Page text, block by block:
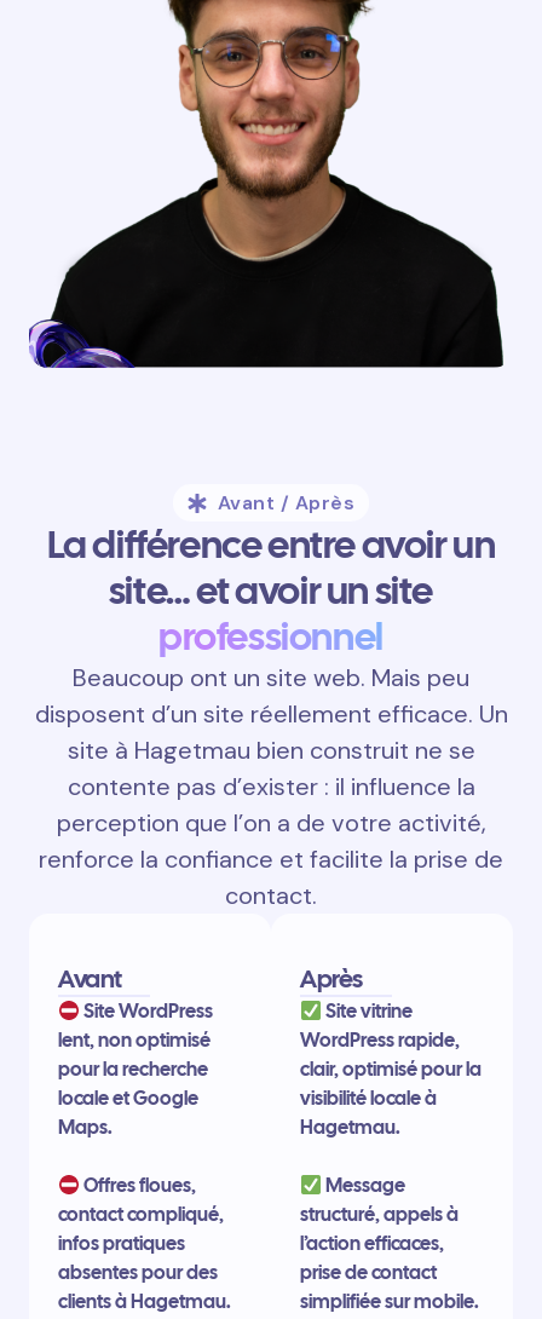
Avant / Après
La différence entre avoir un
site… et avoir un site
professionnel
Beaucoup ont un site web. Mais peu
disposent d’un site réellement efficace. Un
site à Hagetmau bien construit ne se
contente pas d’exister : il influence la
perception que l’on a de votre activité,
renforce la confiance et facilite la prise de
contact.
Avant
Site WordPress
lent, non optimisé
pour la recherche
locale et Google
Maps.
Offres floues,
contact compliqué,
infos pratiques
absentes pour des
clients à Hagetmau.
Après
Site vitrine
WordPress rapide,
clair, optimisé pour la
visibilité locale à
Hagetmau.
Message
structuré, appels à
l’action efficaces,
prise de contact
simplifiée sur mobile.